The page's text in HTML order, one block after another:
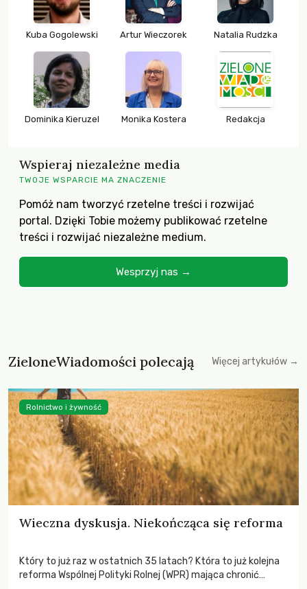
Kuba Gogolewski Artur Wieczorek Natalia Rudzka
Dominika Kieruzel Monika Kostera Redakcja
Wspieraj niezależne media
TWOJE WSPARCIE MA ZNACZENIE
Pomóż nam tworzyć rzetelne treści i rozwijać
portal. Dzięki Tobie możemy publikować rzetelne
treści i rozwijać niezależne medium.
Wesprzyj nas →
ZieloneWiadomości polecają Więcej artykułów →
Wieczna dyskusja. Niekończąca się reforma
Który to już raz w ostatnich 35 latach? Która to już kolejna
reforma Wspólnej Polityki Rolnej (WPR) mająca chronić
Rolnictwo i żywność